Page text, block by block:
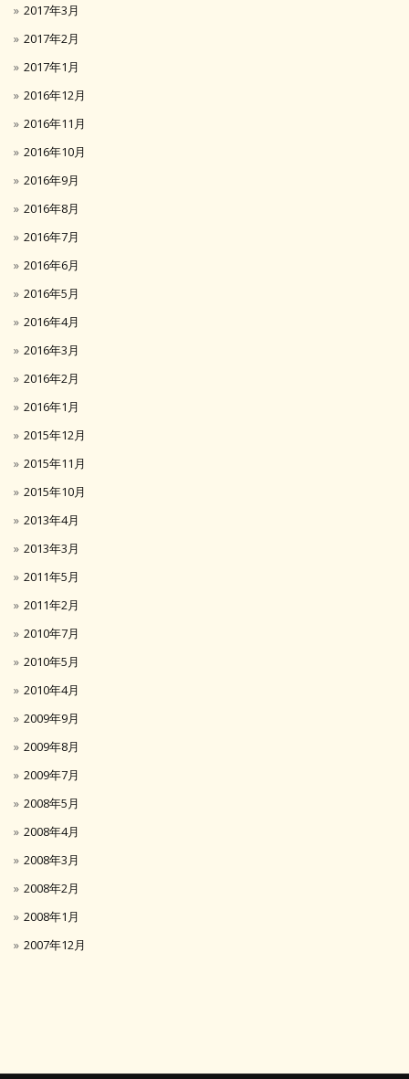
2017年3月
2017年2月
2017年1月
2016年12月
2016年11月
2016年10月
2016年9月
2016年8月
2016年7月
2016年6月
2016年5月
2016年4月
2016年3月
2016年2月
2016年1月
2015年12月
2015年11月
2015年10月
2013年4月
2013年3月
2011年5月
2011年2月
2010年7月
2010年5月
2010年4月
2009年9月
2009年8月
2009年7月
2008年5月
2008年4月
2008年3月
2008年2月
2008年1月
2007年12月